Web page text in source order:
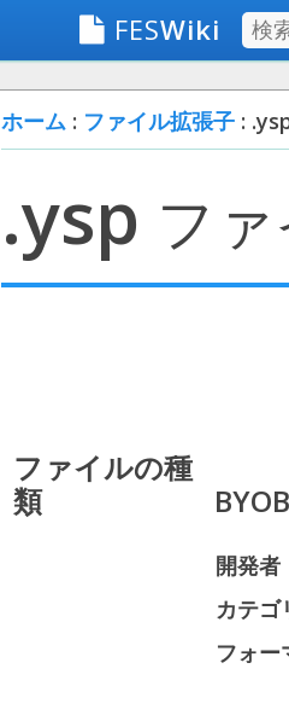
FESWiki
ホーム : ファイル拡張子 :
.ysp フ
ファイルの種
類
開発者
カテゴ
フォー